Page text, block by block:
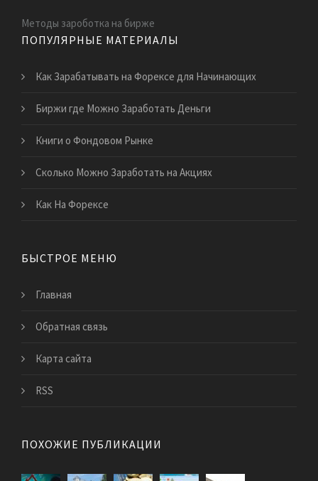
Методы зароботка на бирже
ПОПУЛЯРНЫЕ МАТЕРИАЛЫ
Как Зарабатывать на Форексе для Начинающих
Биржи где Можно Заработать Деньги
Книги о Фондовом Рынке
Сколько Можно Заработать на Акциях
Как На Форексе
БЫСТРОЕ МЕНЮ
Главная
Обратная связь
Карта сайта
RSS
ПОХОЖИЕ ПУБЛИКАЦИИ